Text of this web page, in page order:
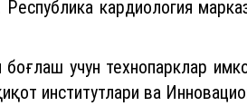
учун технопарклар
институтлари ва
муассасалари, тармоқ